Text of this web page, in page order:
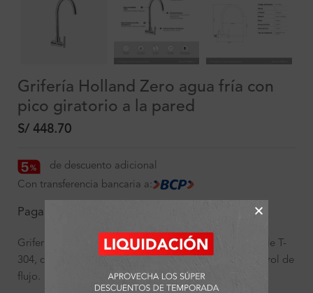
Grifería Holland Zero agua fría con
pico giratorio a la pared
S/ 448.70
de descuento adicional
Con transferencia bancaria a:
Pagando con transferencia bancaria: 426.27
Grifería Holland Ferretti fabricado con acero inoxidable T-
304, con un práctico diseño de palanca para fácil control de
flujo.